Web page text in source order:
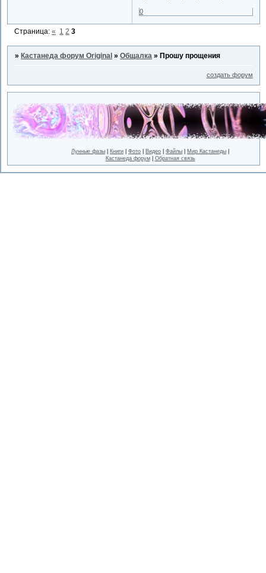
0
Страница:« 1 2 3
» Кастанеда форум Original »Общалка » Прошу прощения
создать форум
Лунные фазы Книги Фото Видео Файлы Мир Кастанеды
Кастанеда форум| Обратная связь